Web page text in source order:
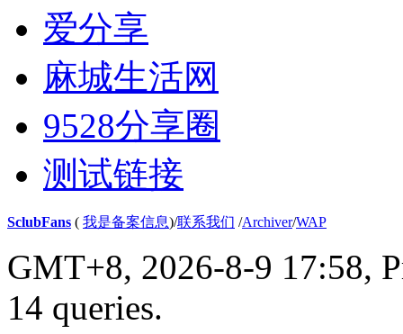
爱分享
麻城生活网
9528分享圈
测试链接
SclubFans ( 我是备案信息)/联系我们 /Archiver/WAP
GMT+8, 2026-8-9 17:58,
14 queries.